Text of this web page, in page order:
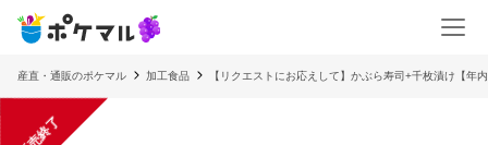
産直・通販のポケマル 加工食品 【リクエストにお応えして】かぶら寿司+千枚漬け【年